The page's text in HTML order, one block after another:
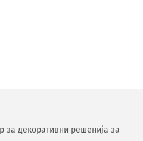
за декоративни решенија за